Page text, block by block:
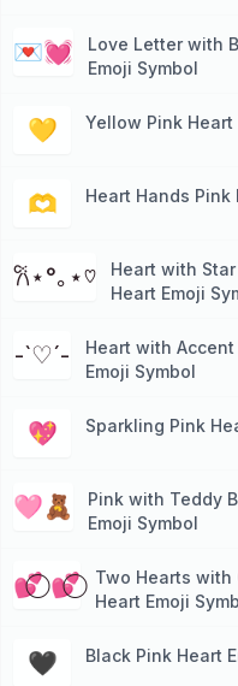
💌💓
Love Letter with
Emoji Symbol
💛 Yellow Pink Heart
🫶 Heart Hands Pink
𐙚⋆°｡⋆♡
Heart with
Heart Emoji
-`♡´-
Heart with
Emoji Symbol
💖 Sparkling Pink
🩷🧸
Pink with Teddy
Emoji Symbol
💕⃝ 💕⃝
Two Hearts with
Heart Emoji
🖤 Black Pink Heart